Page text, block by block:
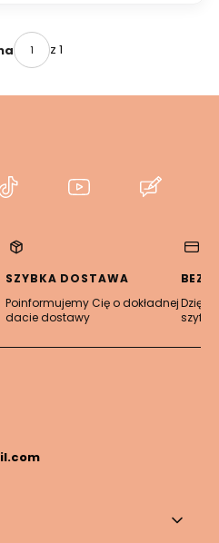
z 1
(Otwiera
nowej
(Otwiera
nowej
SZYBKA DOSTAWA
Poinformujemy Cię o dokładnej
dacie dostawy
Dzięki